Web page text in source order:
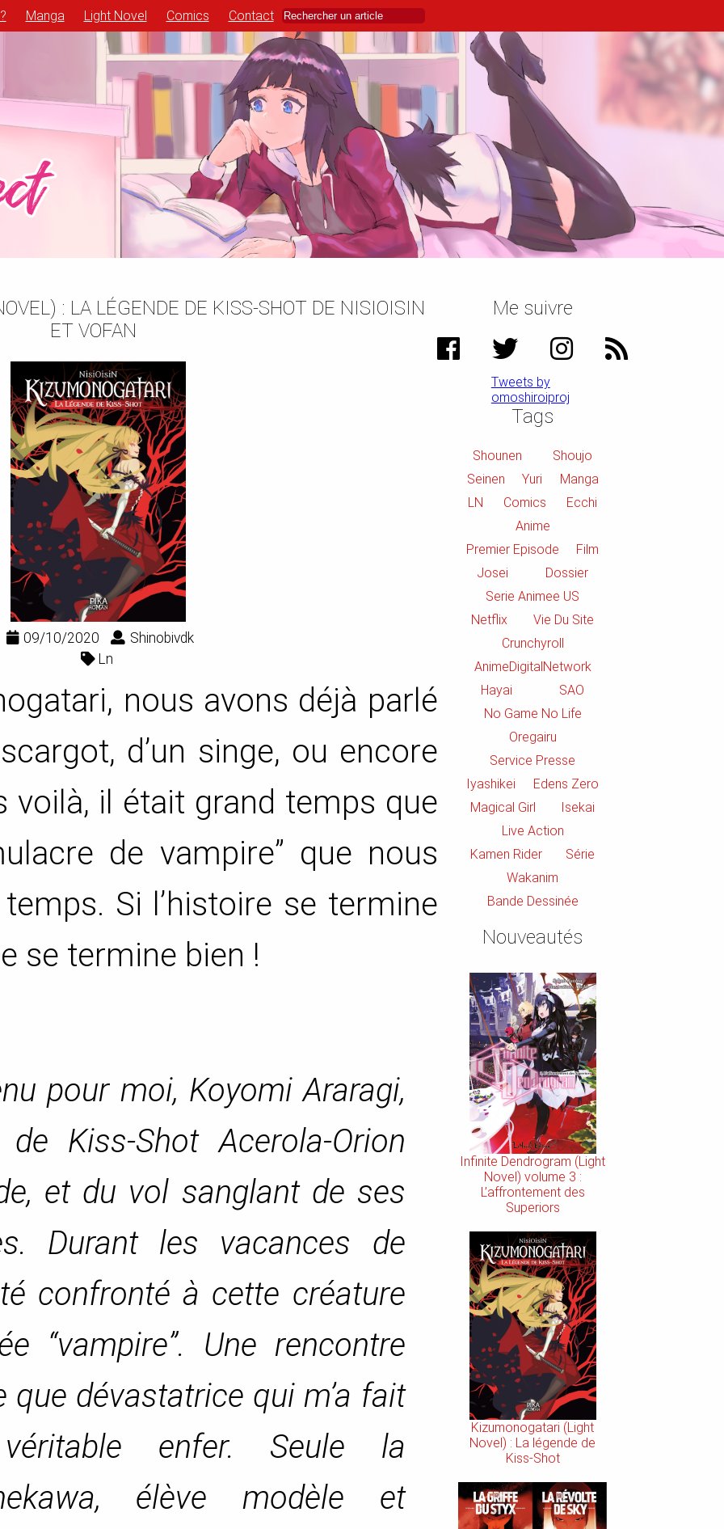
Manga Light Novel Comics Contact
: LA LÉGENDE DE KISS-SHOT DE NISIOISIN
ET VOFAN
09/10/2020
Shinobivdk
Ln
nous avons déjà parlé
d’un singe, ou encore
voilà, il était grand temps que
de vampire” que nous
Si l’histoire se termine
se termine bien !
pour moi, Koyomi Araragi,
Kiss-Shot Acerola-Orion
et du vol sanglant de ses
Durant les vacances de
confronté à cette créature
“vampire”. Une rencontre
dévastatrice qui m’a fait
enfer. Seule la
élève modèle et
Me suivre
Tweets by
omoshiroiproj
Tags
Shounen
Shoujo
Seinen
Yuri
Manga
LN
Comics
Ecchi
Anime
Premier Episode
Film
Josei
Dossier
Serie Animee US
Netflix
Vie Du Site
Crunchyroll
AnimeDigitalNetwork
Hayai
SAO
No Game No Life
Oregairu
Service Presse
Iyashikei
Edens Zero
Magical Girl
Isekai
Live Action
Kamen Rider
Série
Wakanim
Bande Dessinée
Nouveautés
Infinite Dendrogram (Light
Novel) volume 3 :
L’affrontement des
Superiors
Kizumonogatari (Light
Novel) : La légende de
Kiss-Shot